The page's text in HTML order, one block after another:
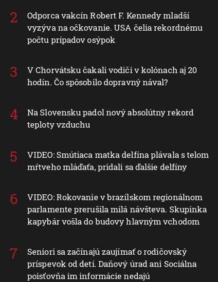
Odporca vakcín Robert F. Kennedy mladší
vyzýva na očkovanie. USA čelia rekordnému
počtu prípadov osýpok
V Chorvátsku čakali vodiči v kolónach aj 20
hodín. Čo spôsobilo dopravný nával?
Na Slovensku padol nový absolútny rekord
teploty vzduchu
VIDEO: Smútiaca matka delfína plávala s telom
mŕtveho mláďaťa, pridali sa ďalšie delfíny
VIDEO: Rokovanie v brazílskom regionálnom
parlamente prerušila milá návšteva. Skupinka
kapybár vošla do budovy hlavným vchodom
Seniori sa začínajú zaujímať o rodičovský
príspevok od detí. Daňový úrad ani Sociálna
poisťovňa im informácie nedajú